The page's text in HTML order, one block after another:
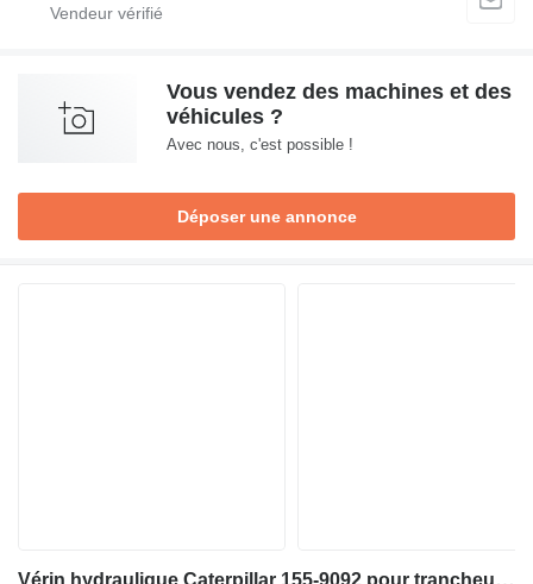
Vous vendez des machines et des
véhicules ?
Avec nous, c'est possible !
Déposer une annonce